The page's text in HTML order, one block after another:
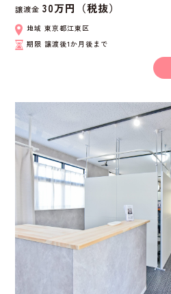
譲渡金30万円（税抜）
地域東京都江東区
期限譲渡後1か月後まで